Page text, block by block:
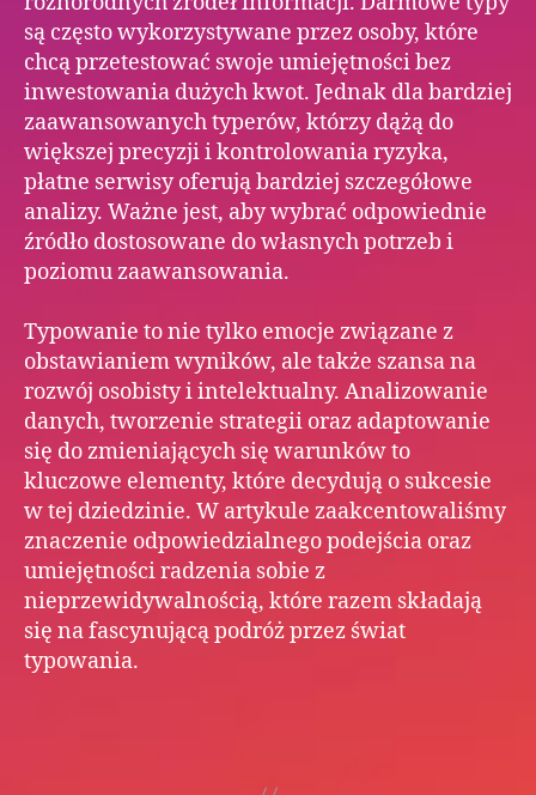
są często wykorzystywane przez osoby, które
chcą przetestować swoje umiejętności bez
inwestowania dużych kwot. Jednak dla bardziej
zaawansowanych typerów, którzy dążą do
większej precyzji i kontrolowania ryzyka,
płatne serwisy oferują bardziej szczegółowe
analizy. Ważne jest, aby wybrać odpowiednie
źródło dostosowane do własnych potrzeb i
poziomu zaawansowania.
Typowanie to nie tylko emocje związane z
obstawianiem wyników, ale także szansa na
rozwój osobisty i intelektualny. Analizowanie
danych, tworzenie strategii oraz adaptowanie
się do zmieniających się warunków to
kluczowe elementy, które decydują o sukcesie
w tej dziedzinie. W artykule zaakcentowaliśmy
znaczenie odpowiedzialnego podejścia oraz
umiejętności radzenia sobie z
nieprzewidywalnością, które razem składają
się na fascynującą podróż przez świat
typowania.